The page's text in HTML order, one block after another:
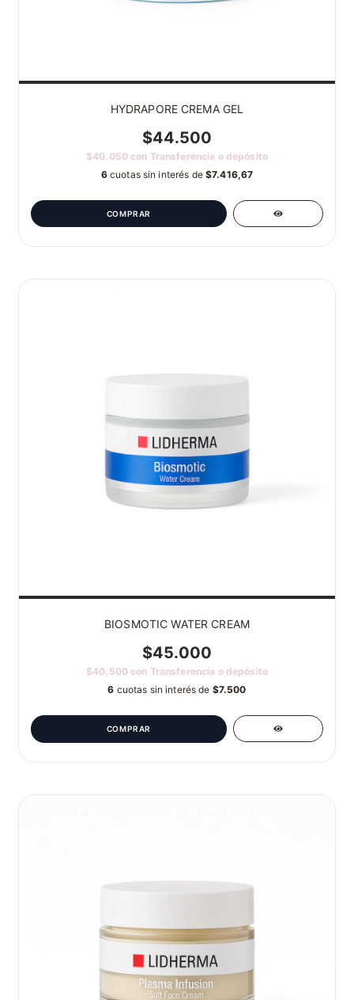
HYDRAPORE CREMA GEL
$44.500
$40.050con Transferencia o depósito
6 cuotas sin interés de$7.416,67
BIOSMOTIC WATER CREAM
$45.000
$40.500con Transferencia o depósito
6 cuotas sin interés de $7.500